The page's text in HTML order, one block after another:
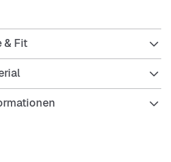
fühlt sich weich und geschmeidig
Schutz.
& Fit